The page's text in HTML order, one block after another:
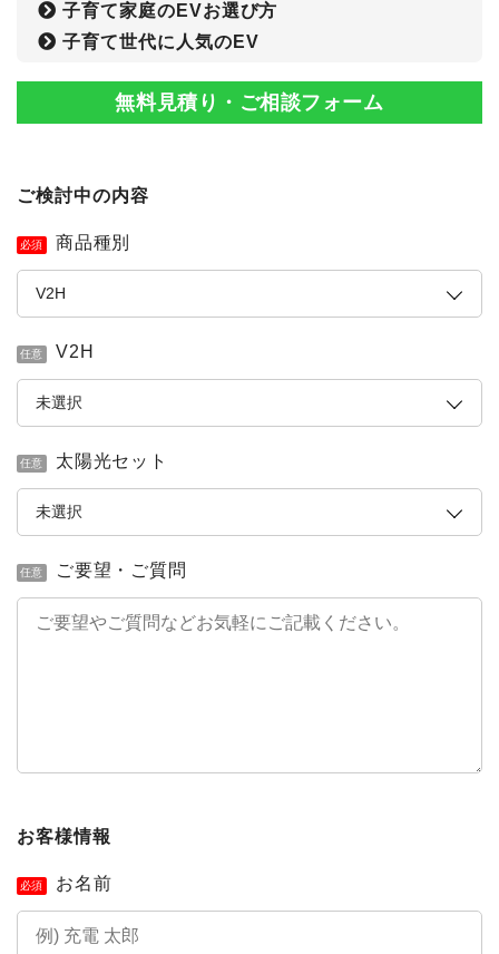
子育て家庭のEVお選び方
子育て世代に人気のEV
無料見積り・ご相談フォーム
ご検討中の内容
必須 商品種別
任意 V2H
任意 太陽光セット
任意 ご要望・ご質問
お客様情報
必須 お名前